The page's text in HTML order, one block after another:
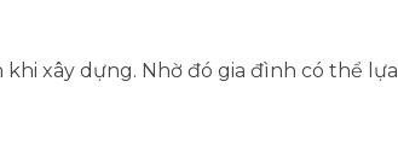
xây dựng. Nhờ đó gia đình có thể lựa